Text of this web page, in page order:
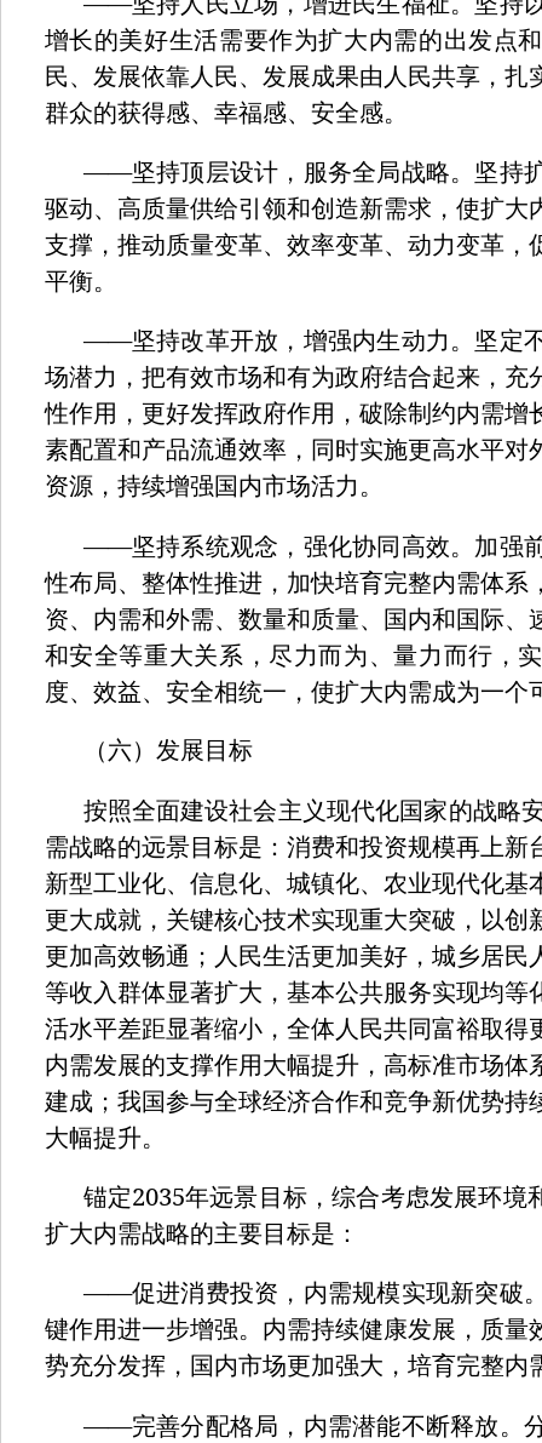
增长的美好生活需要作为扩大内需的出发点
民、发展依靠人民、发展成果由人民共享，扎
群众的获得感、幸福感、安全感。
——坚持顶层设计，服务全局战略。坚持
驱动、高质量供给引领和创造新需求，使扩大
支撑，推动质量变革、效率变革、动力变革，
平衡。
——坚持改革开放，增强内生动力。坚定
场潜力，把有效市场和有为政府结合起来，充
性作用，更好发挥政府作用，破除制约内需增
素配置和产品流通效率，同时实施更高水平对
资源，持续增强国内市场活力。
——坚持系统观念，强化协同高效。加强
性布局、整体性推进，加快培育完整内需体系
资、内需和外需、数量和质量、国内和国际、
和安全等重大关系，尽力而为、量力而行，
度、效益、安全相统一，使扩大内需成为一个
（六）发展目标
按照全面建设社会主义现代化国家的战略
需战略的远景目标是：消费和投资规模再上新
新型工业化、信息化、城镇化、农业现代化基
更大成就，关键核心技术实现重大突破，以创
更加高效畅通；人民生活更加美好，城乡居民
等收入群体显著扩大，基本公共服务实现均等
活水平差距显著缩小，全体人民共同富裕取得
内需发展的支撑作用大幅提升，高标准市场体
建成；我国参与全球经济合作和竞争新优势持
大幅提升。
锚定2035年远景目标，综合考虑发展环境
扩大内需战略的主要目标是：
——促进消费投资，内需规模实现新突破
键作用进一步增强。内需持续健康发展，质量
势充分发挥，国内市场更加强大，培育完整内
——完善分配格局，内需潜能不断释放。